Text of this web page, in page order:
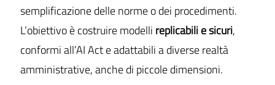
semplificazione delle norme o dei procedimenti.
L’obiettivo è costruire modelli replicabili e sicuri,
conformi all’AI Act e adattabili a diverse realtà
amministrative, anche di piccole dimensioni.